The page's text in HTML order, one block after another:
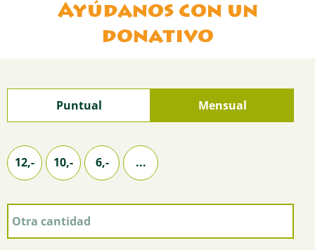
Ayúdanos con un
donativo
Puntual Mensual
12,- 10,- 6,- ...